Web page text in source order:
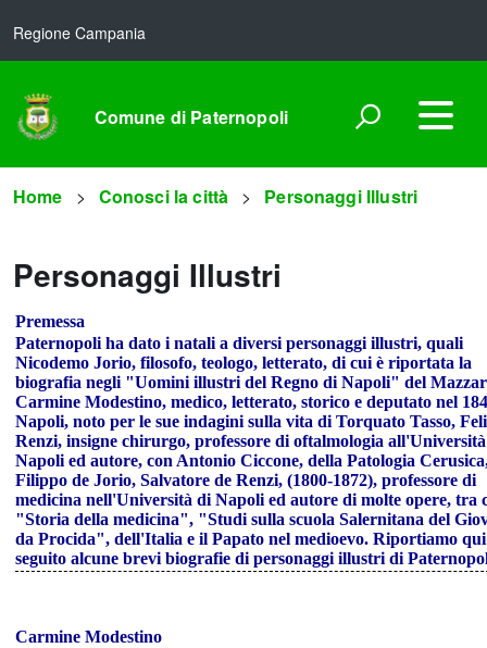
Regione Campania
Comune di Paternopoli
Home Conosci la città Personaggi Illustri
Personaggi Illustri
Premessa
Paternopoli ha dato i natali a diversi personaggi illustri, quali
Nicodemo Jorio, filosofo, teologo, letterato, di cui è riportata la
biografia negli "Uomini illustri del Regno di Napoli" del
Carmine Modestino, medico, letterato, storico e deputato nel
Napoli, noto per le sue indagini sulla vita di Torquato Tasso,
Renzi, insigne chirurgo, professore di oftalmologia
Napoli ed autore, con Antonio Ciccone, della Patologia
Filippo de Jorio, Salvatore de Renzi, (1800-1872), professore di
medicina nell'Università di Napoli ed autore di molte opere, tra
"Storia della medicina", "Studi sulla scuola Salernitana del
da Procida", dell'Italia e il Papato nel medioevo. Riportiamo
seguito alcune brevi biografie di personaggi illustri di
Carmine Modestino